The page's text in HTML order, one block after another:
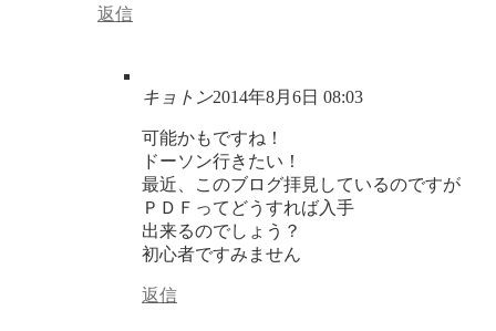
返信
キョトン2014年8月6日 08:03
可能かもですね！
ドーソン行きたい！
最近、このブログ拝見しているのですが
ＰＤＦってどうすれば入手
出来るのでしょう？
初心者ですみません
返信